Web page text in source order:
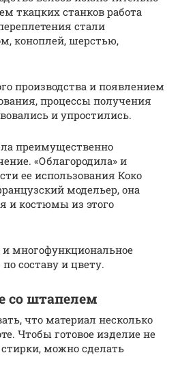
ткацких станков работа
стали
коноплей, шерстью,
производства и появлением
процессы получения
и упростились.
преимущественно
«Облагородила» и
ее использования Коко
модельер, она
и костюмы из этого
и многофункциональное
составу и цвету.
со штапелем
что материал несколько
Чтобы готовое изделие не
можно сделать